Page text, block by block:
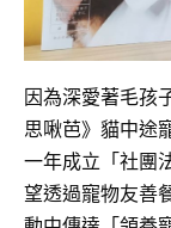
因為深愛著毛孩
思啾芭》貓中途
一年成立「社團
望透過寵物友善